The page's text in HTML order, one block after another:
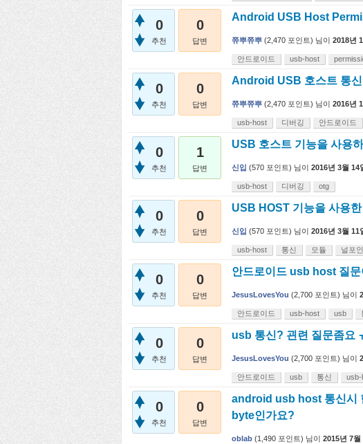
0
추천
0
답변
Android USB Host
쮸뿌쮸뿌 (2,470 포인트) 님이 2018년
안드로이드 usb-host
0
추천
0
답변
Android USB 호스트 통신
쮸뿌쮸뿌 (2,470 포인트) 님이 2016년
usb-host 디버깅 안드로이드
0
추천
1
답변
USB 호스트 기능을 사용
신입 (570 포인트) 님이 2016년 3월 14
usb-host 디버깅 otg
0
추천
0
답변
USB HOST 기능을 사용
신입 (570 포인트) 님이 2016년 3월 11
usb-host 통신 모듈 널포
0
추천
0
답변
안드로이드 usb host 질문
JesusLovesYou (2,700 포인트) 님이
안드로이드 usb-host usb
0
추천
0
답변
usb 통신? 괸련 질문좀요
JesusLovesYou (2,700 포인트) 님이
안드로이드 usb 통신 usb-
0
추천
0
답변
android usb host 통신시
byte인가요?
oblab (1,490 포인트) 님이 2015년 7월